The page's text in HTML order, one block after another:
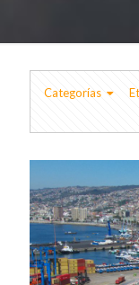
Categorías